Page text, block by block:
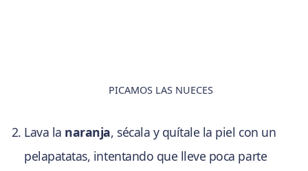
PICAMOS LAS NUECES
Lava la naranja, sécala y quítale la piel con un
pelapatatas, intentando que lleve poca parte